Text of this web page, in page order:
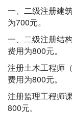
一、二级注册建
为700元。
一、二级注册结
费用为800元
注册土木工程师
费用为800元
注册监理工程师
800元。